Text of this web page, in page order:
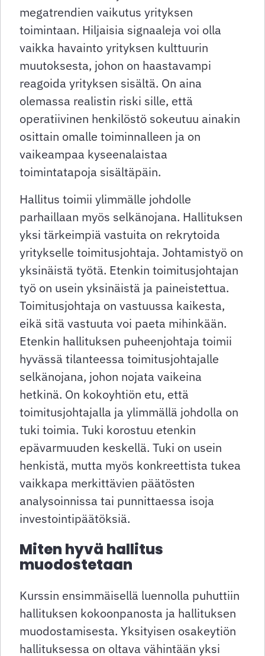
megatrendien vaikutus yrityksen
toimintaan. Hiljaisia signaaleja voi olla
vaikka havainto yrityksen kulttuurin
muutoksesta, johon on haastavampi
reagoida yrityksen sisältä. On aina
olemassa realistin riski sille, että
operatiivinen henkilöstö sokeutuu ainakin
osittain omalle toiminnalleen ja on
vaikeampaa kyseenalaistaa
toimintatapoja sisältäpäin.
Hallitus toimii ylimmälle johdolle
parhaillaan myös selkänojana. Hallituksen
yksi tärkeimpiä vastuita on rekrytoida
yritykselle toimitusjohtaja. Johtamistyö on
yksinäistä työtä. Etenkin toimitusjohtajan
työ on usein yksinäistä ja paineistettua.
Toimitusjohtaja on vastuussa kaikesta,
eikä sitä vastuuta voi paeta mihinkään.
Etenkin hallituksen puheenjohtaja toimii
hyvässä tilanteessa toimitusjohtajalle
selkänojana, johon nojata vaikeina
hetkinä. On kokoyhtiön etu, että
toimitusjohtajalla ja ylimmällä johdolla on
tuki toimia. Tuki korostuu etenkin
epävarmuuden keskellä. Tuki on usein
henkistä, mutta myös konkreettista tukea
vaikkapa merkittävien päätösten
analysoinnissa tai punnittaessa isoja
investointipäätöksiä.
Miten hyvä hallitus
muodostetaan
Kurssin ensimmäisellä luennolla puhuttiin
hallituksen kokoonpanosta ja hallituksen
muodostamisesta. Yksityisen osakeytiön
hallituksessa on oltava vähintään yksi